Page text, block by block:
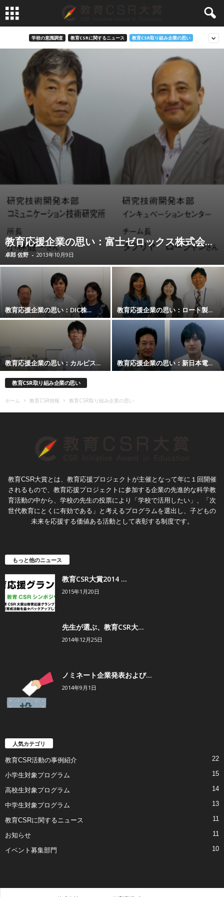
学校の意識調査 教育CSRに関するニュース 教育CSR取り組み企業の思い
教育応援企業の思い：富士ゼロックス株式会...
卓郎 佐野 - 2013年10月9日
教育応援企業の思い：DIC株... 教育応援企業の思い：ロート製...
教育応援企業の思い：カルピス... 教育応援企業の思い：新日本電...
教育CSR取り組み企業の思い
ホーム 教育CSR情報 教育CSR取り組み企業の思い
教育CSR大賞とは、教育応援プロジェクトが主催となって年に１回開催
されるもので、教育応援プロジェクトに参加する企業の先進的な科学教
育活動の中から、学校の先生の投票により「学校で活用したい」、「次
世代教育にとくに有効である」と考えるプログラムを選出し、子どもの
未来を応援する価値ある活動として表彰する制度です。
もっと他のニュース
教育CSR大賞2014 ...
2015年1月20日
先生が選ぶ、教育CSR大...
2014年12月25日
ノミネート企業発表および...
2014年9月1日
人気カテゴリ
教育CSR活動の事例紹介 22
小学生対象プログラム 15
高校生対象プログラム 14
中学生対象プログラム 13
教育CSRに関するニュース 11
お知らせ 11
イベント募集部門 10